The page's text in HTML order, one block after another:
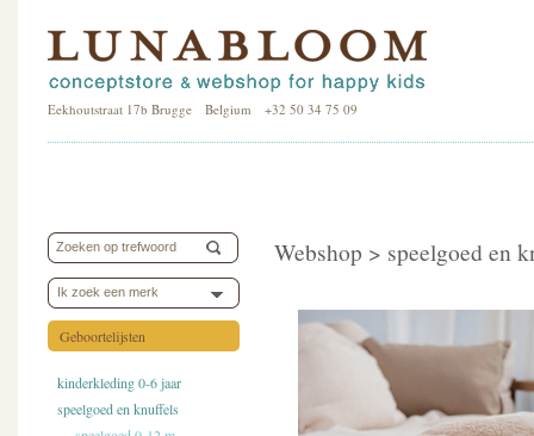
Eekhoutstraat 17b Brugge Belgium +32 50 34 75 09
Ik zoek een merk
Geboortelijsten
kinderkleding 0-6 jaar
speelgoed en knuffels
Webshop > speelgoed en